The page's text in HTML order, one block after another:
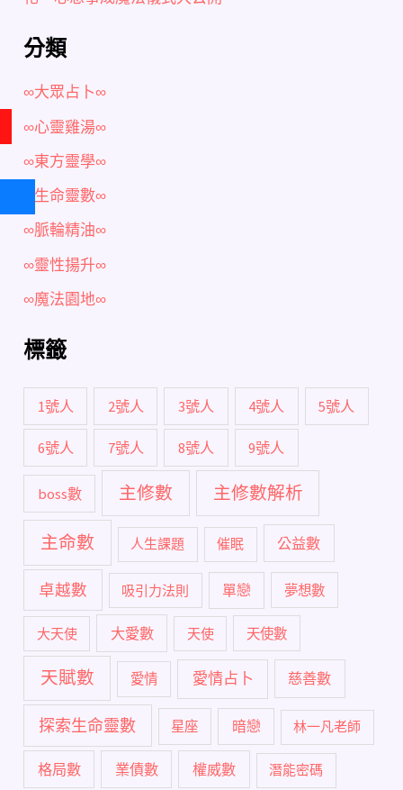
分類
∞大眾占卜∞
∞心靈雞湯∞
∞東方靈學∞
∞生命靈數∞
∞脈輪精油∞
∞靈性揚升∞
∞魔法園地∞
標籤
1號人 2號人 3號人 4號人 5號人
6號人 7號人 8號人 9號人
boss數 主修數 主修數解析
主命數 人生課題 催眠 公益數
卓越數 吸引力法則 單戀 夢想數
大天使 大愛數 天使 天使數
天賦數 愛情 愛情占卜 慈善數
探索生命靈數 星座 暗戀 林一凡老師
格局數 業債數 權威數 潛能密碼